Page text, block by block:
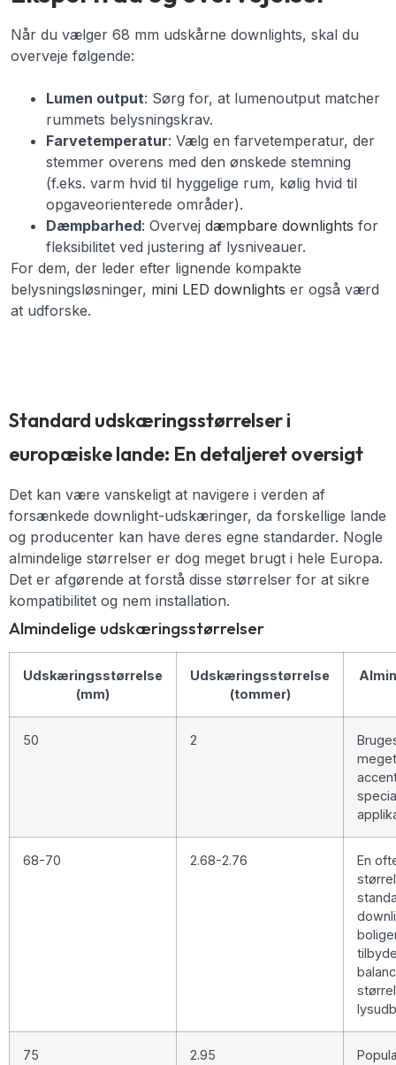
Når du vælger 68 mm udskårne downlights, skal du
overveje følgende:
Lumen output: Sørg for, at lumenoutput matcher
rummets belysningskrav.
Farvetemperatur: Vælg en farvetemperatur, der
stemmer overens med den ønskede stemning
(f.eks. varm hvid til hyggelige rum, kølig hvid til
opgaveorienterede områder).
Dæmpbarhed: Overvej dæmpbare downlights for
fleksibilitet ved justering af lysniveauer.
For dem, der leder efter lignende kompakte
belysningsløsninger, mini LED downlights er også værd
at udforske.
Standard udskæringsstørrelser i
europæiske lande: En detaljeret oversigt
Det kan være vanskeligt at navigere i verden af
forsænkede downlight-udskæringer, da forskellige lande
og producenter kan have deres egne standarder. Nogle
almindelige størrelser er dog meget brugt i hele Europa.
Det er afgørende at forstå disse størrelser for at sikre
kompatibilitet og nem installation.
Almindelige udskæringsstørrelser
Udskæringsstørrelse
(mm)
Udskæringsstørrelse
(tommer)
50 2
68-70 2.68-2.76
En
75 2.95